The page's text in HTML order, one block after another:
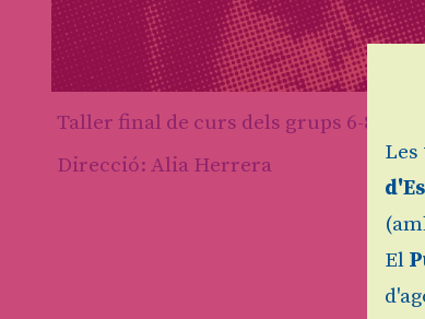
Taller final de curs dels grups 6-8 anys i
Direcció: Alia Herrera
Les
El